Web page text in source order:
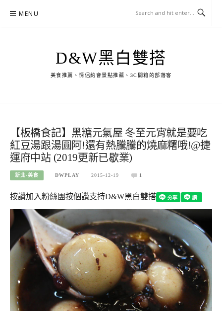
MENU
D&W黑白雙搭
美食推薦、情侶約會景點推薦、3C開箱的部落客
【板橋食記】黑糖元氣屋 冬至元宵就是要吃
紅豆湯跟湯圓阿!還有熱騰騰的燒麻糬哦!@捷
運府中站 (2019更新已歇業)
新北-美食 DWPLAY 2015-12-19 1
按讚加入粉絲團按個讚支持D&W黑白雙搭